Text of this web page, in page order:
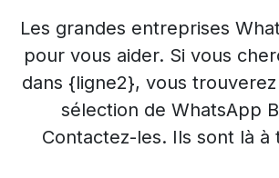
Les grandes entreprises
pour vous aider. Si vous
dans {ligne2}, vous
sélection de WhatsApp
Contactez-les. Ils sont là